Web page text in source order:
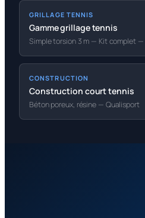
GRILLAGE TENNIS
Gamme grillage tennis
Simple torsion 3 m — Kit complet —
CONSTRUCTION
Construction court tennis
Béton poreux, résine — Qualisport